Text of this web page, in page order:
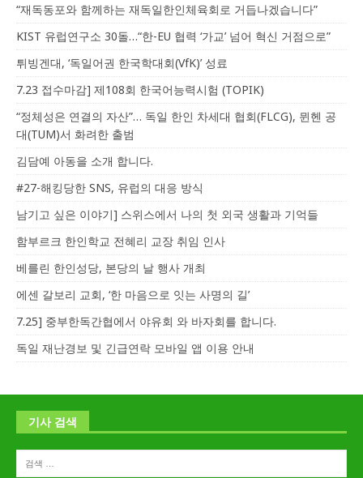
“재독동포와 함께하는 재독일한인체육회로 거듭나겠습니다”
KIST 유럽연구소 30돌…“한-EU 협력 ‘가교’ 넘어 혁신 거점으로”
튀빙겐대, ‘독일어권 한국학대회(VfK)’ 성료
7.23 접수마감] 제108회 한국어능력시험 (TOPIK)
“정체성은 연결의 자산”… 독일 한인 차세대 협회(FLCG), 뮌헨 공
대(TUM)서 화려한 출범
김담예 아동을 소개 합니다.
#27-해킹당한 SNS, 유럽의 대응 방식
남기고 싶은 이야기] 스위스에서 나의 첫 외국 생활과 기억들
함부르크 한인학교 전혜리 교장 취임 인사
베를린 한인성당, 본당의 날 행사 개최
에센 갈보리 교회, ‘한 마음으로 잇는 사명의 길’
7.25] 중부한독간협에서 야유회 와 바자회를 합니다.
독일 재난경보 및 긴급연락 모바일 앱 이용 안내
기사 검색